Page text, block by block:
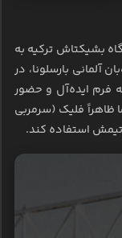
بشیکتاش ترکیه به
آلمانی بارسلونا، در
فرم ایده‌آل و حضور
ظاهراً فلیک (سرمربی
تیمش استفاده کند.